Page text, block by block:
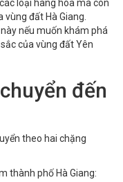
loại hàng hóa mà còn
đất Hà Giang.
nếu muốn khám phá
của vùng đấtYên
đến
theo hai chặng
thành phố Hà Giang: